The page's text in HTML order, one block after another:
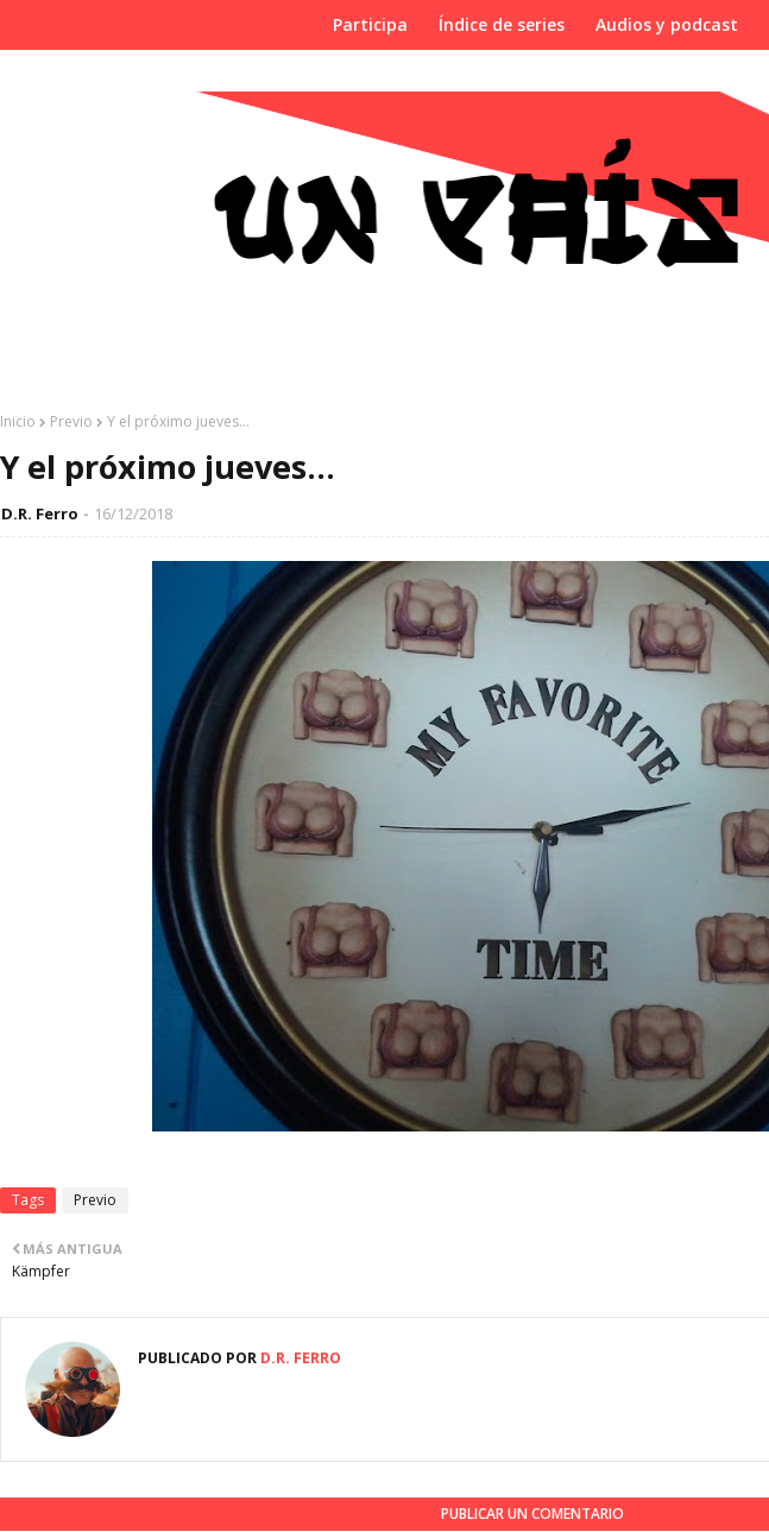
Participa Índice de series Audios y podcast
Inicio Previo Y el próximo jueves...
Y el próximo jueves...
D.R. Ferro 16/12/2018
Tags Previo
MÁS ANTIGUA
Kämpfer
PUBLICADO POR D.R. FERRO
PUBLICAR UN COMENTARIO